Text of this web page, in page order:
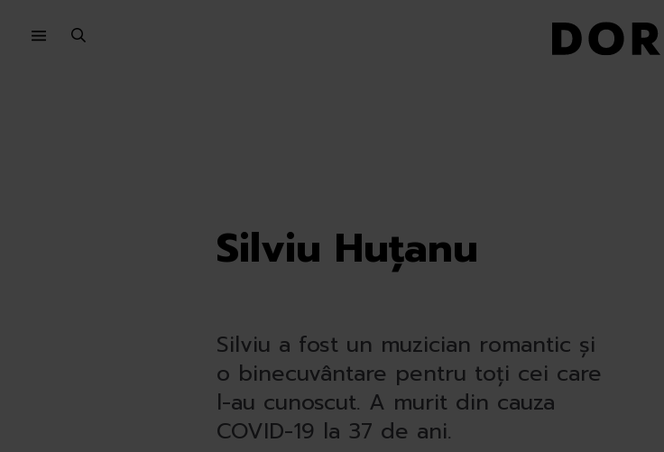
Silviu Huțanu
Silviu a fost un muzician romantic și
o binecuvântare pentru toți cei care
l-au cunoscut. A murit din cauza
COVID-19 la 37 de ani.